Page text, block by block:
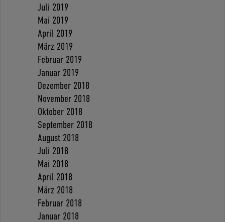
Juli 2019
Mai 2019
April 2019
März 2019
Februar 2019
Januar 2019
Dezember 2018
November 2018
Oktober 2018
September 2018
August 2018
Juli 2018
Mai 2018
April 2018
März 2018
Februar 2018
Januar 2018